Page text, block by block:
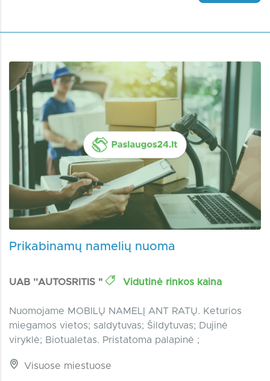
Prikabinamų namelių nuoma
UAB ''AUTOSRITIS " Vidutinė rinkos kaina
Nuomojame MOBILŲ NAMELĮ ANT RATŲ. Keturios
miegamos vietos; saldytuvas; Šildytuvas; Dujinė
viryklė; Biotualetas. Pristatoma palapinė ;
Visuose miestuose